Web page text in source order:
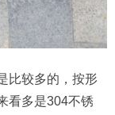
比较多的，按形
看多是304不锈